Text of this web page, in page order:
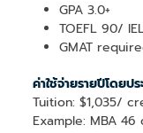
GPA 3.0+
TOEFL 90/
GMAT
ค่าใช้จ่ายรายปีโดย
Tuition: $1,035/
Example: MBA